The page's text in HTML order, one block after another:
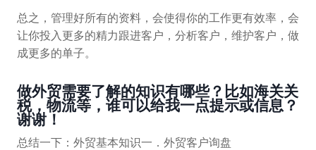
总之，管理好所有的资料，会使得你的工作更有效率，会
让你投入更多的精力跟进客户，分析客户，维护客户，做
成更多的单子。
做外贸需要了解的知识有哪些？比如海关关
税，物流等，谁可以给我一点提示或信息？
谢谢！
总结一下：外贸基本知识一．外贸客户询盘